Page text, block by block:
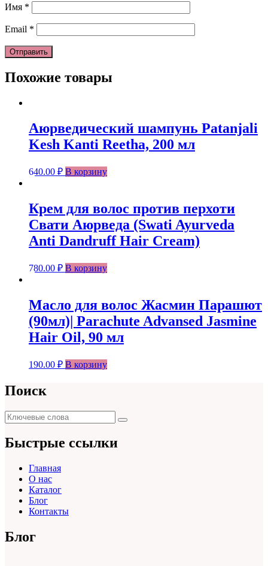
Имя *
Email *
Похожие товары
Аюрведический шампунь Patanjali
Kesh Kanti Reetha, 200 мл
640.00 ₽ В корзину
Крем для волос против перхоти
Свати Аюрведа (Swati Ayurveda
Anti Dandruff Hair Cream)
780.00 ₽ В корзину
Масло для волос Жасмин Парашют
(90мл)| Parachute Advansed Jasmine
Hair Oil, 90 мл
190.00 ₽ В корзину
Поиск
Поиск
для:
Поиск
Быстрые ссылки
Главная
О нас
Каталог
Блог
Контакты
Блог